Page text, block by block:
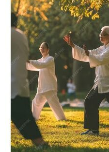
Tome
2
La
Fille
Du
Mage